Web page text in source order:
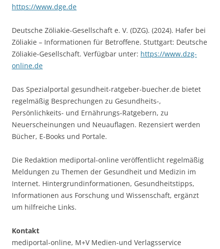
https://www.dge.de
Deutsche Zöliakie-Gesellschaft e. V. (DZG). (2024). Hafer bei
Zöliakie – Informationen für Betroffene. Stuttgart: Deutsche
Zöliakie-Gesellschaft. Verfügbar unter: https://www.dzg-
online.de
Das Spezialportal gesundheit-ratgeber-buecher.de bietet
regelmäßig Besprechungen zu Gesundheits-,
Persönlichkeits- und Ernährungs-Ratgebern, zu
Neuerscheinungen und Neuauflagen. Rezensiert werden
Bücher, E-Books und Portale.
Die Redaktion mediportal-online veröffentlicht regelmäßig
Meldungen zu Themen der Gesundheit und Medizin im
Internet. Hintergrundinformationen, Gesundheitstipps,
Informationen aus Forschung und Wissenschaft, ergänzt
um hilfreiche Links.
Kontakt
mediportal-online, M+V Medien-und Verlagsservice